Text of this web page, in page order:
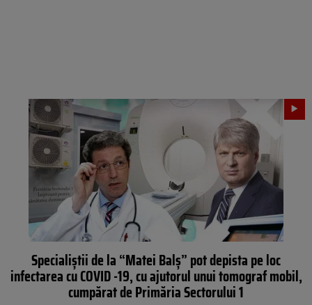
Specialiștii de la “Matei Balș” pot depista pe loc
infectarea cu COVID -19, cu ajutorul unui tomograf mobil,
cumpărat de Primăria Sectorului 1